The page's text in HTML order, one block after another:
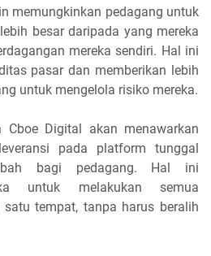
memungkinkan pedagang untuk
besar daripada yang mereka
mereka sendiri. Hal ini
pasar dan memberikan lebih
untuk mengelola risiko mereka.
Digital akan menawarkan
pada platform tunggal
bagi pedagang. Hal ini
untuk melakukan semua
tempat, tanpa harus beralih